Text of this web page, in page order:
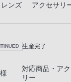
ンズ アクセサリ
生産完了
対応商品・ア
リー